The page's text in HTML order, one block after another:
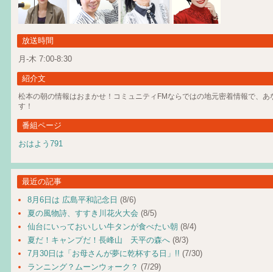
放送時間
月-木 7:00-8:30
紹介文
松本の朝の情報はおまかせ！コミュニティFMならではの地元密着情報で、あ
す！
番組ページ
おはよう791
最近の記事
8月6日は 広島平和記念日 (8/6)
夏の風物詩、すすき川花火大会 (8/5)
仙台にいっておいしい牛タンが食べたい朝 (8/4)
夏だ！キャンプだ！長峰山 天平の森へ (8/3)
7月30日は「お母さんが夢に乾杯する日」!! (7/30)
ランニング？ムーンウォーク？ (7/29)